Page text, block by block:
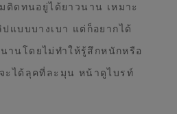
ติดทนอยู่ได้ยาวนาน เหมาะ
แบบบางเบา แต่ก็อยากได้
านโดยไม่ทำให้รู้สึกหนักหรือ
ะได้ลุคที่ละมุน หน้าดูไบรท์